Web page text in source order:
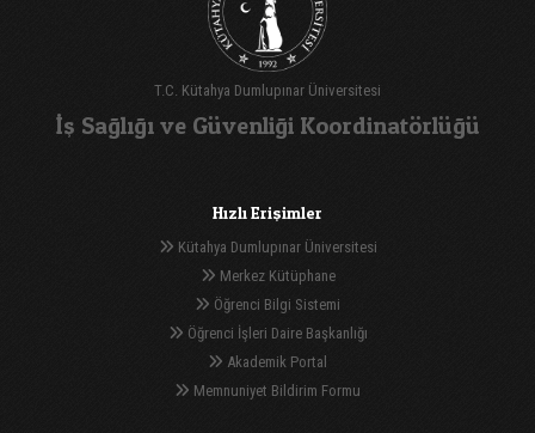
T.C. Kütahya Dumlupınar Üniversitesi
İş Sağlığı ve Güvenliği Koordinatörlüğü
Hızlı Erişimler
Kütahya Dumlupınar Üniversitesi
Merkez Kütüphane
Öğrenci Bilgi Sistemi
Öğrenci İşleri Daire Başkanlığı
Akademik Portal
Memnuniyet Bildirim Formu